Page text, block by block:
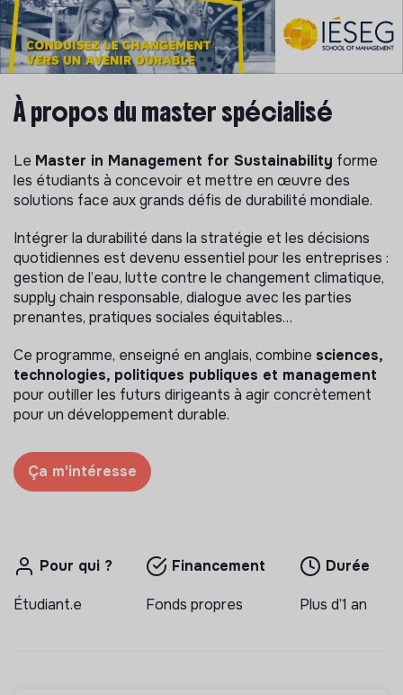
À propos du master spécialisé
Le Master in Management for Sustainability forme
les étudiants à concevoir et mettre en œuvre des
solutions face aux grands défis de durabilité mondiale.
Intégrer la durabilité dans la stratégie et les décisions
quotidiennes est devenu essentiel pour les entreprises :
gestion de l’eau, lutte contre le changement climatique,
supply chain responsable, dialogue avec les parties
prenantes, pratiques sociales équitables…
Ce programme, enseigné en anglais, combine sciences,
technologies, politiques publiques et management
pour outiller les futurs dirigeants à agir concrètement
pour un développement durable.
Ça m'intéresse
Pour qui ?
Étudiant.e
Financement
Fonds propres
Durée
Plus d’1 an